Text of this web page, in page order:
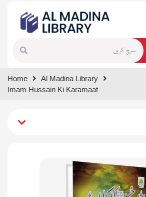
results.
Home
Al Madina Library
Imam Hussain Ki Karamaat